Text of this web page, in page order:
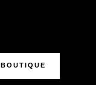
BOUTIQUE